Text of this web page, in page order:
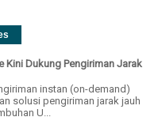
Kini Dukung Pengiriman Jarak
instan (on-demand)
solusi pengiriman jarak jauh
U...